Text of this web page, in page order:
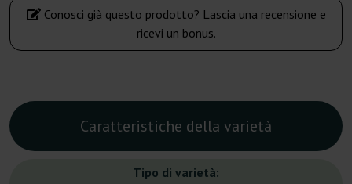
Conosci già questo prodotto? Lascia una recensione e
ricevi un bonus.
Caratteristiche della varietà
Tipo di varietà: